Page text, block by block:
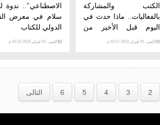
الكتب والمشاركة
بالفعاليات.. ماذا حدث في
اليوم قبل الأخير من
معرض الكتاب؟
الإثنين، 05 فبراير 2024 03:11 م
الاصطناعي".. ندوة
سلام في معرض
الدولي للكتاب
الإثنين، 05 فبراير 2024 02:33 م
2
3
4
5
6 التالى